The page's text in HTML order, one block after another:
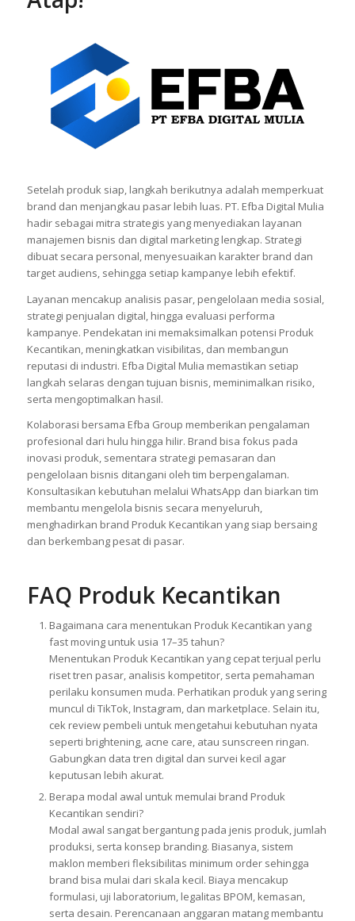
Setelah produk siap, langkah berikutnya adalah memperkuat
brand dan menjangkau pasar lebih luas. PT. Efba Digital Mulia
hadir sebagai mitra strategis yang menyediakan layanan
manajemen bisnis dan digital marketing lengkap. Strategi
dibuat secara personal, menyesuaikan karakter brand dan
target audiens, sehingga setiap kampanye lebih efektif.
Layanan mencakup analisis pasar, pengelolaan media sosial,
strategi penjualan digital, hingga evaluasi performa
kampanye. Pendekatan ini memaksimalkan potensi Produk
Kecantikan, meningkatkan visibilitas, dan membangun
reputasi di industri. Efba Digital Mulia memastikan setiap
langkah selaras dengan tujuan bisnis, meminimalkan risiko,
serta mengoptimalkan hasil.
Kolaborasi bersama Efba Group memberikan pengalaman
profesional dari hulu hingga hilir. Brand bisa fokus pada
inovasi produk, sementara strategi pemasaran dan
pengelolaan bisnis ditangani oleh tim berpengalaman.
Konsultasikan kebutuhan melalui WhatsApp dan biarkan tim
membantu mengelola bisnis secara menyeluruh,
menghadirkan brand Produk Kecantikan yang siap bersaing
dan berkembang pesat di pasar.
FAQ Produk Kecantikan
Bagaimana cara menentukan Produk Kecantikan yang
fast moving untuk usia 17–35 tahun?
Menentukan Produk Kecantikan yang cepat terjual perlu
riset tren pasar, analisis kompetitor, serta pemahaman
perilaku konsumen muda. Perhatikan produk yang sering
muncul di TikTok, Instagram, dan marketplace. Selain itu,
cek review pembeli untuk mengetahui kebutuhan nyata
seperti brightening, acne care, atau sunscreen ringan.
Gabungkan data tren digital dan survei kecil agar
keputusan lebih akurat.
Berapa modal awal untuk memulai brand Produk
Kecantikan sendiri?
Modal awal sangat bergantung pada jenis produk, jumlah
produksi, serta konsep branding. Biasanya, sistem
maklon memberi fleksibilitas minimum order sehingga
brand bisa mulai dari skala kecil. Biaya mencakup
formulasi, uji laboratorium, legalitas BPOM, kemasan,
serta desain. Perencanaan anggaran matang membantu